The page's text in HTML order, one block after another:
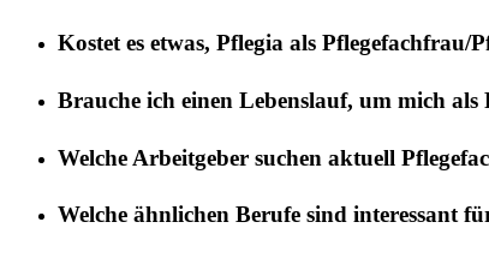
Kostet es etwas, Pflegia als Pflegefachfrau/
Brauche ich einen Lebenslauf, um mich als
Welche Arbeitgeber suchen aktuell
Welche ähnlichen Berufe sind interessant